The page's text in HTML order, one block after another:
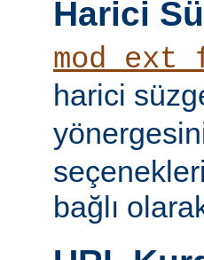
Harici
harici
bağlı